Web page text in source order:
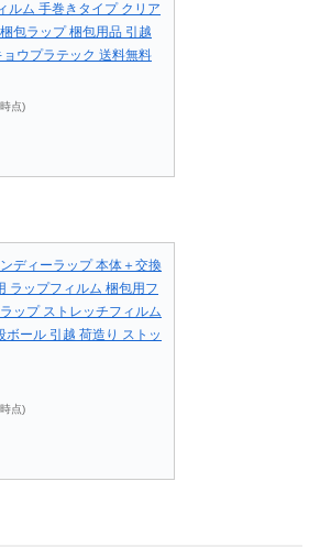
ルム 手巻きタイプ クリア
包ラップ 梱包用品 引越
ョウプラテック 送料無料
点)
ディーラップ 本体＋交換
ラップフィルム 梱包用フ
ップ ストレッチフィルム
ボール 引越 荷造り ストッ
点)